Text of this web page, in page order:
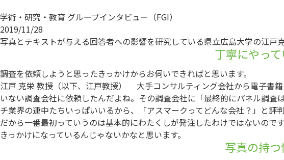
学術・研究・教育 グループインタビュー（FGI）
2019/11/28
写真とテキストが与える回答者への影響を研究している県立広島大学の江戸
丁寧にやっ
――調査を依頼しようと思ったきっかけからお伺いできればと思います。
江戸 克栄 教授（以下、江戸教授）
大手コンサルティング会社から電子書
いない調査会社に依頼したんだよね。その調査会社に「最終的にパネル調
チ業界の連中たちいっぱいいるから、「アスマークってどんな会社？」と
だから一番最初っていうのは基本的にわたくしが発注したわけではないの
きっかけになっているんじゃないかなと思います。
写真の持